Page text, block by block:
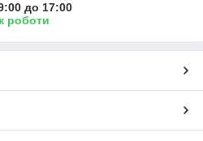
до 17:00
роботи